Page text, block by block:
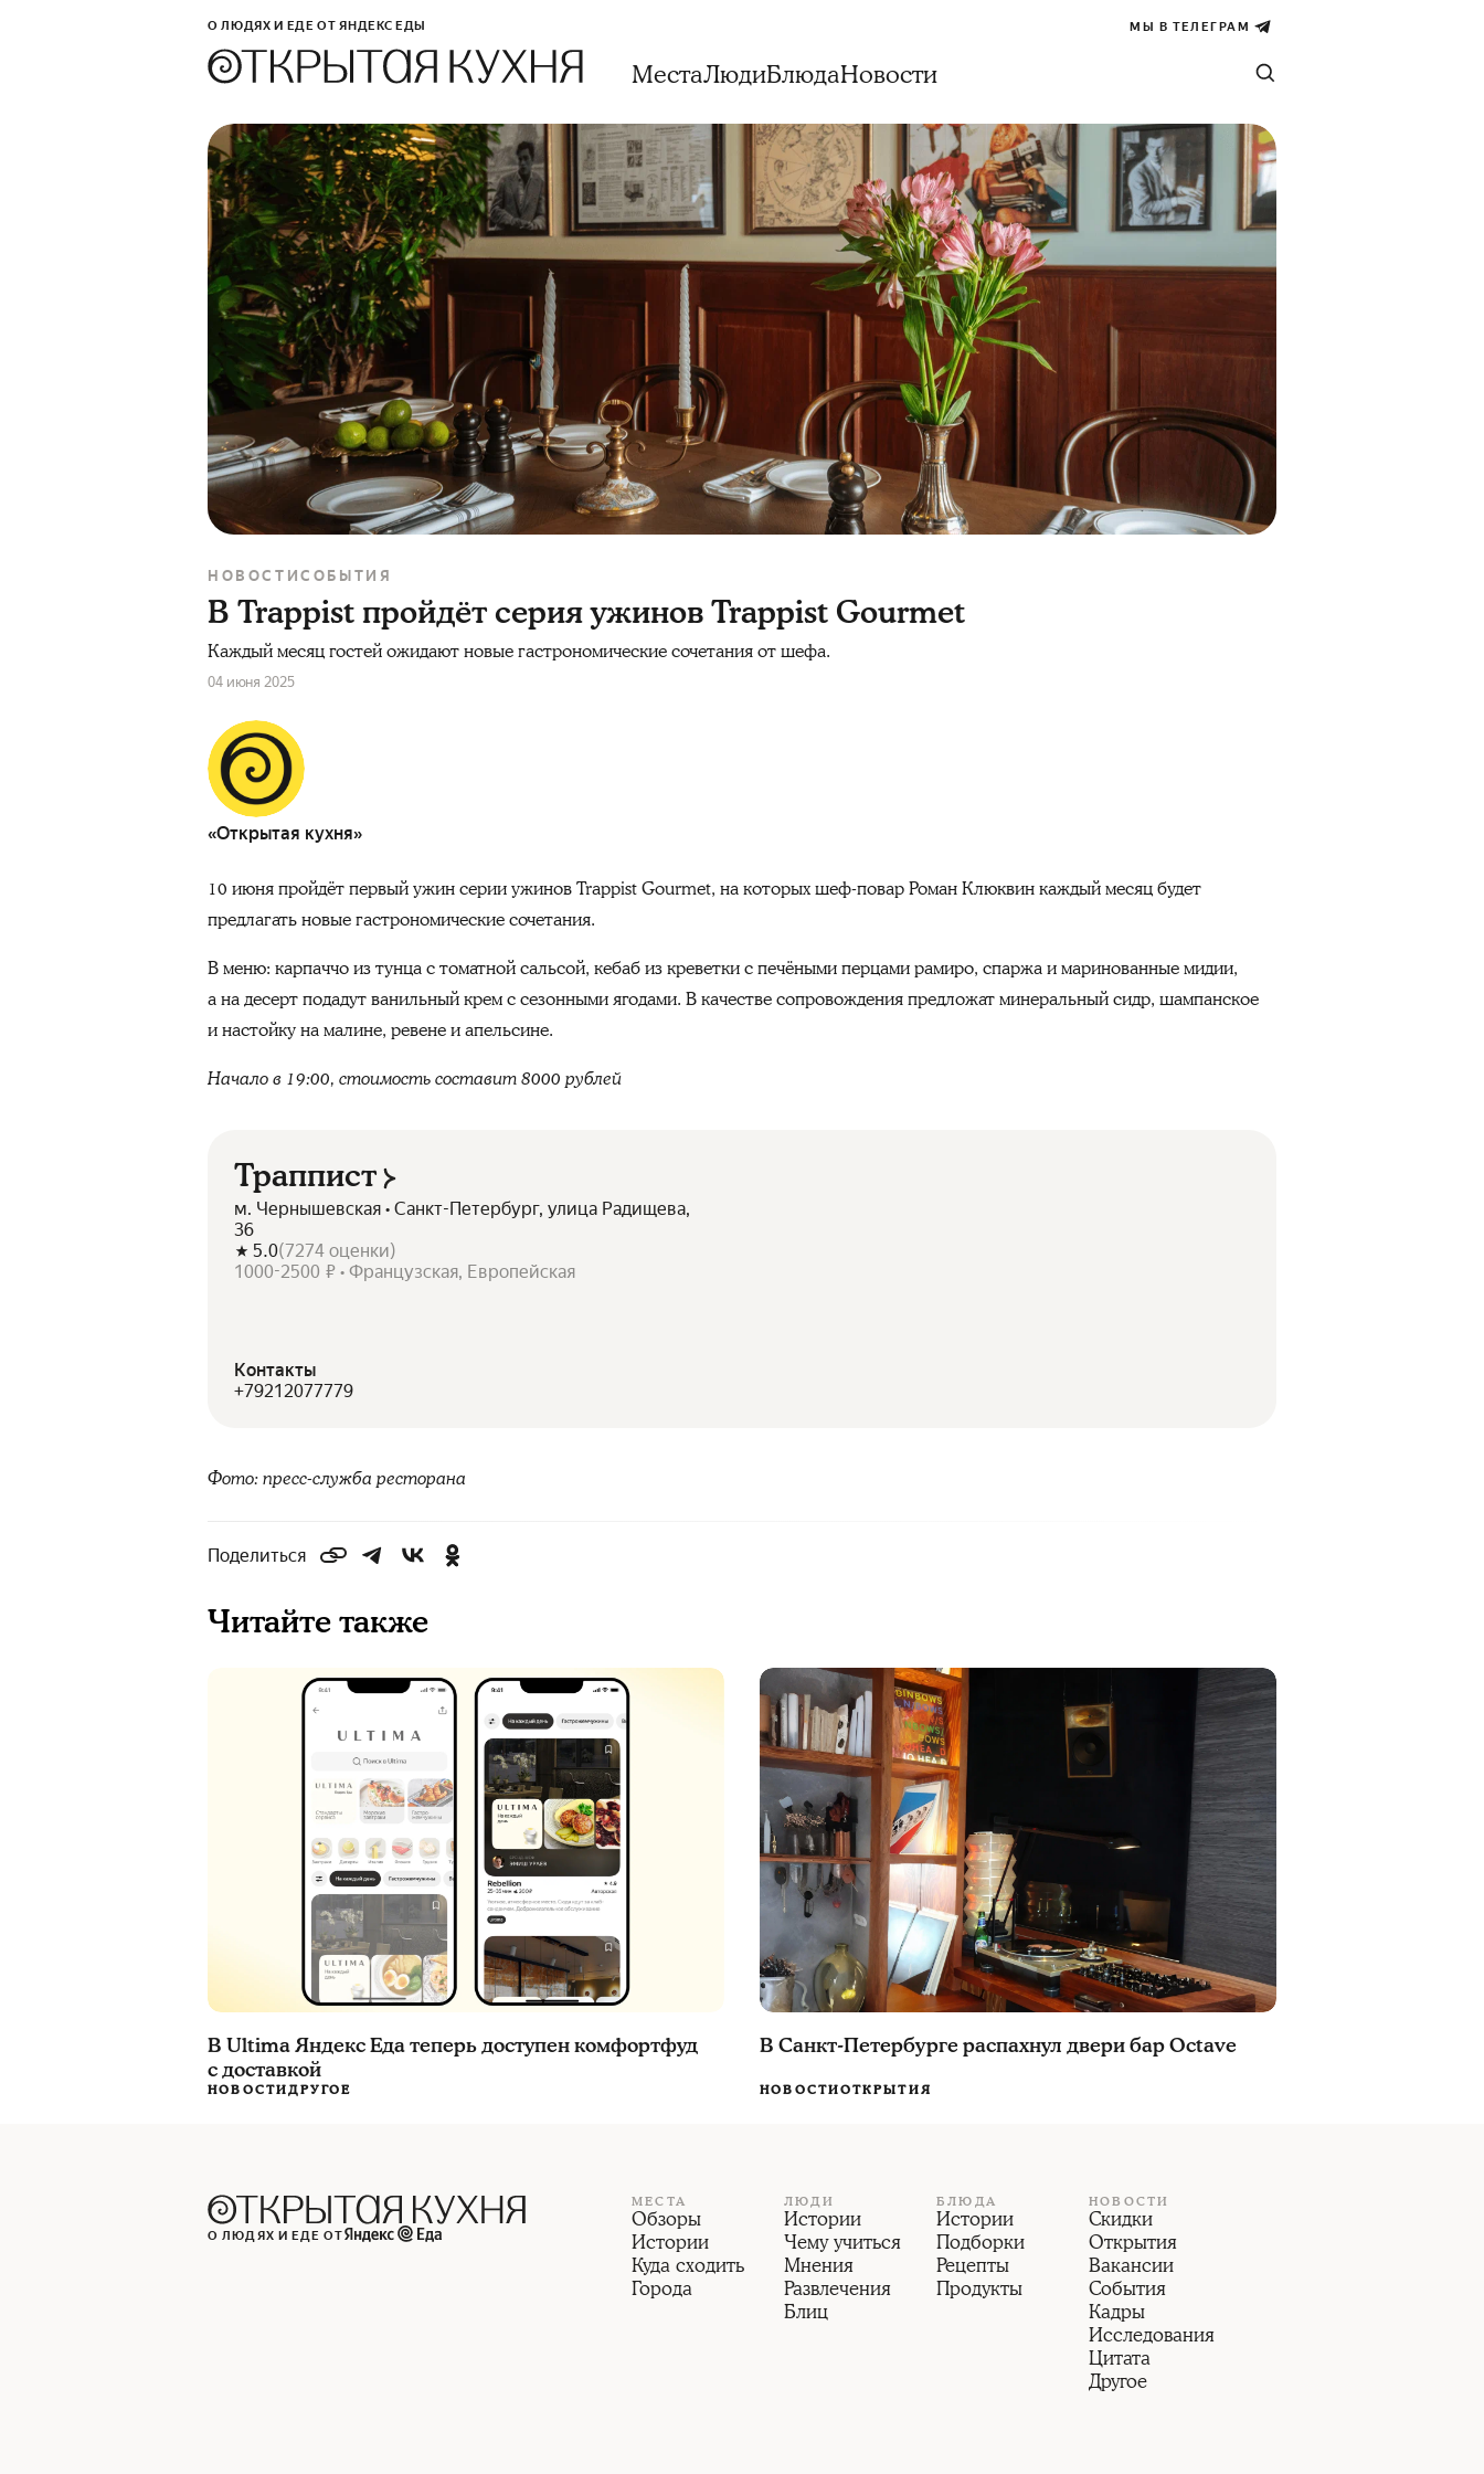
О ЛЮДЯХ И ЕДЕ ОТ ЯНДЕКС ЕДЫ МЫ В ТЕЛЕГРАМ
МестаЛюдиБлюдаНовости
НОВОСТИСОБЫТИЯ
В Trappist пройдёт серия ужинов Trappist Gourmet
Каждый месяц гостей ожидают новые гастрономические сочетания от шефа.
04 июня 2025
«Открытая кухня»
10 июня пройдёт первый ужин серии ужинов Trappist Gourmet, на которых шеф-повар Роман Клюквин каждый месяц будет
предлагать новые гастрономические сочетания.
В меню: карпаччо из тунца с томатной сальсой, кебаб из креветки с печёными перцами рамиро, спаржа и маринованные мидии,
а на десерт подадут ванильный крем с сезонными ягодами. В качестве сопровождения предложат минеральный сидр, шампанское
и настойку на малине, ревене и апельсине.
Начало в 19:00, стоимость составит 8000 рублей
Траппист
м. Чернышевская • Санкт-Петербург, улица Радищева,
36
5.0(7274 оценки)
1000-2500 ₽ • Французская, Европейская
Контакты
+79212077779
Фото: пресс-служба ресторана
Поделиться
Читайте также
В Ultima Яндекс Еда теперь доступен комфортфуд
с доставкой
НОВОСТИДРУГОЕ
В Санкт-Петербурге распахнул двери бар Octave
НОВОСТИОТКРЫТИЯ
О ЛЮДЯХ И ЕДЕ ОТ
МЕСТА
Обзоры
Истории
Куда сходить
Города
ЛЮДИ
Истории
Чему учиться
Мнения
Развлечения
Блиц
БЛЮДА
Истории
Подборки
Рецепты
Продукты
НОВОСТИ
Скидки
Открытия
Вакансии
События
Кадры
Исследования
Цитата
Другое